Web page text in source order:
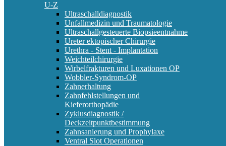
U-Z
Ultraschalldiagnostik
Unfallmedizin und Traumatologie
Ultraschallgesteuerte Biopsieentnahme
Ureter ektopischer Chirurgie
Urethra - Stent - Implantation
Weichteilchirurgie
Wirbelfrakturen und Luxationen OP
Wobbler-Syndrom-OP
Zahnerhaltung
Zahnfehlstellungen und
Kieferorthopädie
Zyklusdiagnostik /
Deckzeitpunktbestimmung
Zahnsanierung und Prophylaxe
Ventral Slot Operationen